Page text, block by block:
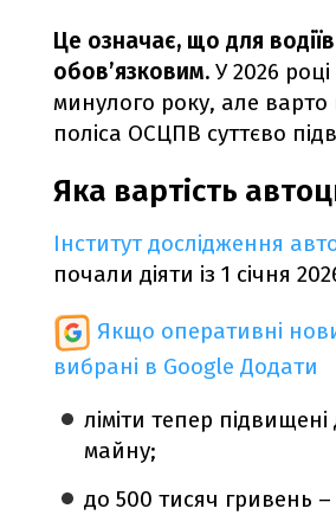
Це означає, що для
обов’язковим. У 2026
минулого року, але варто
поліса ОСЦПВ суттєво
Яка вартість
Інститут дослідження
почали діяти із 1 січня
Якщо оперативні
вибрані в Google Додати
ліміти тепер
майну;
до 500 тисяч гривень